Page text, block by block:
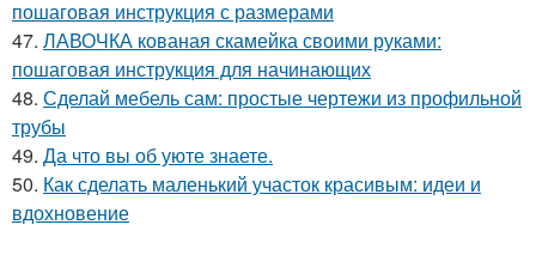
пошаговая инструкция с размерами
47. ЛАВОЧКА кованая скамейка своими руками:
пошаговая инструкция для начинающих
48. Сделай мебель сам: простые чертежи из профильной
трубы
49. Да что вы об уюте знаете.
50. Как сделать маленький участок красивым: идеи и
вдохновение